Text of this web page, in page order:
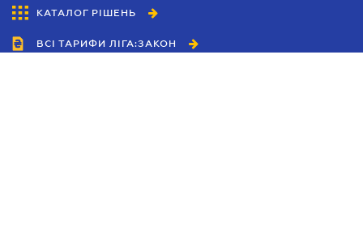
КАТАЛОГ РІШЕНЬ
ВСІ ТАРИФИ ЛІГА:ЗАКОН